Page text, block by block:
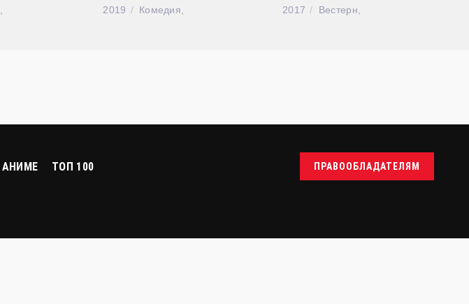
2019 Комедия, 2017 Вестерн,
АНИМЕ ТОП 100 ПРАВООБЛАДАТЕЛЯМ